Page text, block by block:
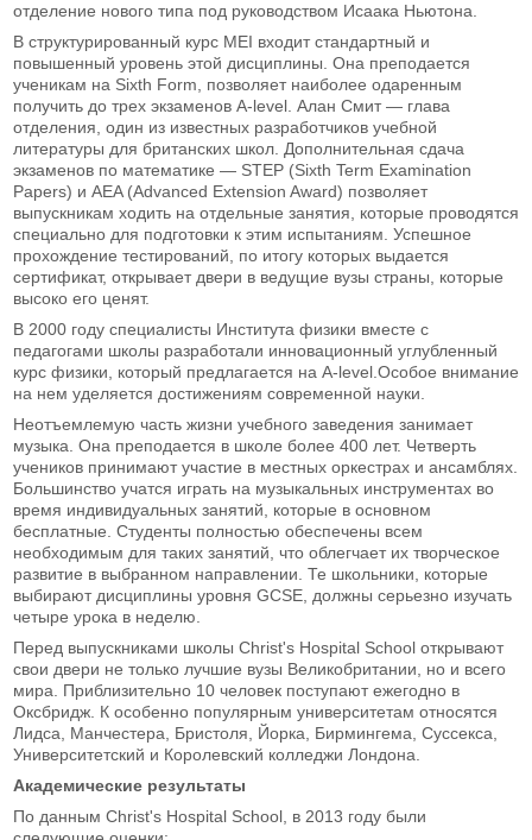
отделение нового типа под руководством Исаака Ньютона.
В структурированный курс MEI входит стандартный и
повышенный уровень этой дисциплины. Она преподается
ученикам на Sixth Form, позволяет наиболее одаренным
получить до трех экзаменов A-level. Алан Смит — глава
отделения, один из известных разработчиков учебной
литературы для британских школ. Дополнительная сдача
экзаменов по математике — STEP (Sixth Term Examination
Papers) и AEA (Advanced Extension Award) позволяет
выпускникам ходить на отдельные занятия, которые проводятся
специально для подготовки к этим испытаниям. Успешное
прохождение тестирований, по итогу которых выдается
сертификат, открывает двери в ведущие вузы страны, которые
высоко его ценят.
В 2000 году специалисты Института физики вместе с
педагогами школы разработали инновационный углубленный
курс физики, который предлагается на A-level.Особое внимание
на нем уделяется достижениям современной науки.
Неотъемлемую часть жизни учебного заведения занимает
музыка. Она преподается в школе более 400 лет. Четверть
учеников принимают участие в местных оркестрах и ансамблях.
Большинство учатся играть на музыкальных инструментах во
время индивидуальных занятий, которые в основном
бесплатные. Студенты полностью обеспечены всем
необходимым для таких занятий, что облегчает их творческое
развитие в выбранном направлении. Те школьники, которые
выбирают дисциплины уровня GCSE, должны серьезно изучать
четыре урока в неделю.
Перед выпускниками школы Christ's Hospital School открывают
свои двери не только лучшие вузы Великобритании, но и всего
мира. Приблизительно 10 человек поступают ежегодно в
Оксбридж. К особенно популярным университетам относятся
Лидса, Манчестера, Бристоля, Йорка, Бирмингема, Суссекса,
Университетский и Королевский колледжи Лондона.
Академические результаты
По данным Christ's Hospital School, в 2013 году были